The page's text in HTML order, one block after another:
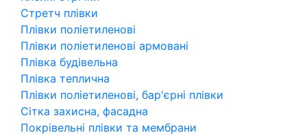
Стретч плівки
Плівки поліетиленові
Плівки поліетиленові армовані
Плівка будівельна
Плівка теплична
Плівки поліетиленові, бар'єрні плівки
Сітка захисна, фасадна
Покрівельні плівки та мембрани